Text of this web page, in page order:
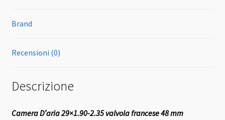
Brand
Recensioni (0)
Descrizione
Camera D’aria 29×1.90-2.35 valvola francese 48 mm